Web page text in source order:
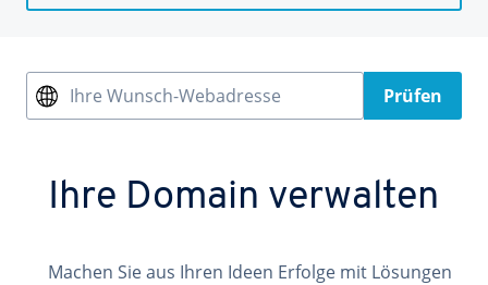
Ihre Wunsch-Webadresse Prüfen
Ihre Domain verwalten
Machen Sie aus Ihren Ideen Erfolge mit Lösungen